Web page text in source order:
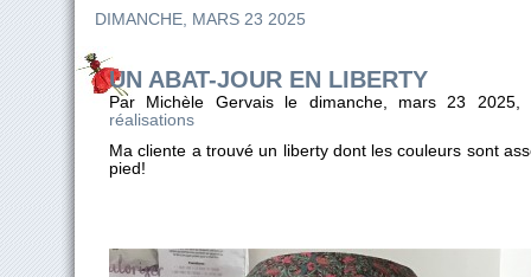
DIMANCHE, MARS 23 2025
UN ABAT-JOUR EN LIBERTY
Par Michèle Gervais le dimanche, mars 23
réalisations
Ma cliente a trouvé un liberty dont les couleurs sont
pied!